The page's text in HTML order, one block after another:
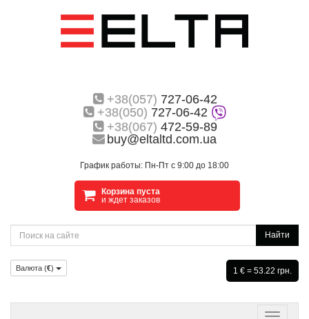
+38(057) 727-06-42
+38(050) 727-06-42
+38(067) 472-59-89
buy@eltaltd.com.ua
График работы: Пн-Пт с 9:00 до 18:00
Корзина пуста
и ждет заказов
Найти
Валюта (€) 1 € = 53.22 грн.